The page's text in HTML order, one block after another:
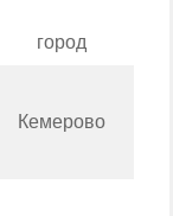
город
Кемерово